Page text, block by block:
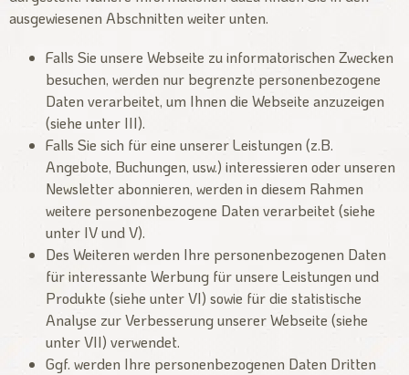
ausgewiesenen Abschnitten weiter unten.
Falls Sie unsere Webseite zu informatorischen Zwecken
besuchen, werden nur begrenzte personenbezogene
Daten verarbeitet, um Ihnen die Webseite anzuzeigen
(siehe unter III).
Falls Sie sich für eine unserer Leistungen (z.B.
Angebote, Buchungen, usw.) interessieren oder unseren
Newsletter abonnieren, werden in diesem Rahmen
weitere personenbezogene Daten verarbeitet (siehe
unter IV und V).
Des Weiteren werden Ihre personenbezogenen Daten
für interessante Werbung für unsere Leistungen und
Produkte (siehe unter VI) sowie für die statistische
Analyse zur Verbesserung unserer Webseite (siehe
unter VII) verwendet.
Ggf. werden Ihre personenbezogenen Daten Dritten